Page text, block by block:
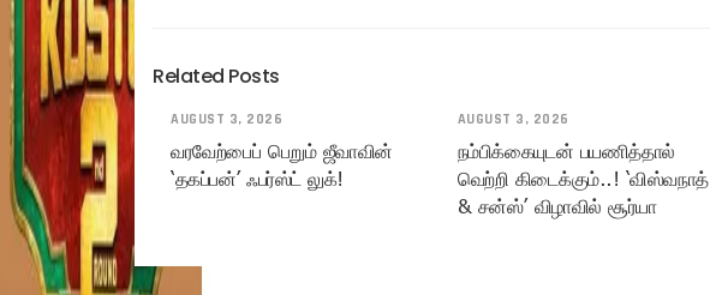
Related Posts
AUGUST 3, 2026
வரவேற்பைப் பெறும் ஜீவாவின்
‘தகப்பன்’ ஃபர்ஸ்ட் லுக்!
AUGUST 3, 2026
நம்பிக்கையுடன் பயணித்தால்
வெற்றி கிடைக்கும்..! ‘விஸ்வநாத்
& சன்ஸ்’ விழாவில் சூர்யா